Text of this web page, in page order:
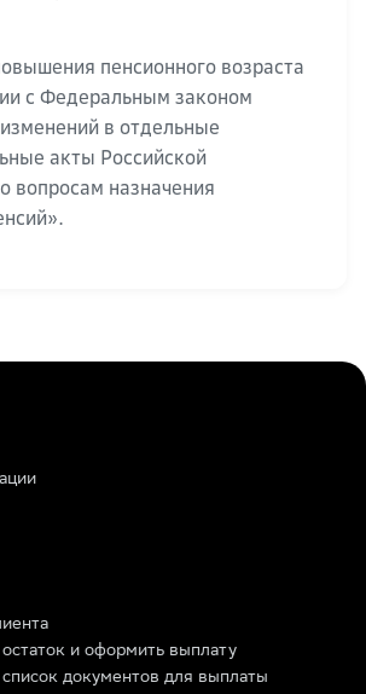
пенсионного возраста
с Федеральным законом
в отдельные
акты Российской
вопросам назначения
и оформить выплату
документов для выплаты